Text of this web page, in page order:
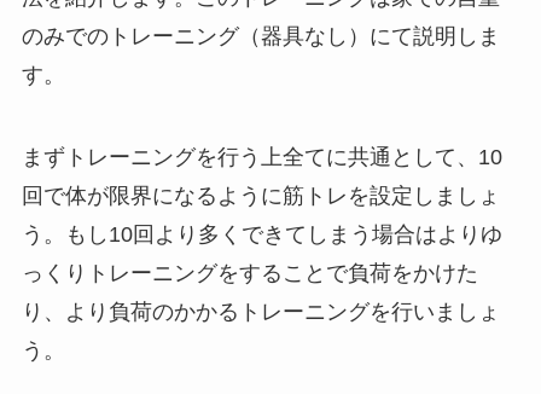
のみでのトレーニング（器具なし）にて説明しま
す。
まずトレーニングを行う上全てに共通として、10
回で体が限界になるように筋トレを設定しましょ
う。もし10回より多くできてしまう場合はよりゆ
っくりトレーニングをすることで負荷をかけた
り、より負荷のかかるトレーニングを行いましょ
う。